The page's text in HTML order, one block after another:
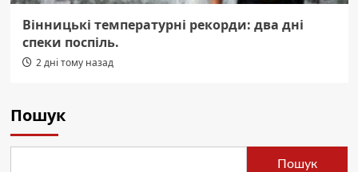
Вінницькі температурні рекорди: два дні
спеки поспіль.
2 дні тому назад
Пошук
Пошук